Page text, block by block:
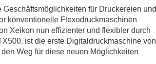
für Druckereien und
konventionelle Flexodruckmaschinen
Xeikon nun effizienter und flexibler durch
ist die erste Digitaldruckmaschine von
Weg für diese neuen Möglichkeiten